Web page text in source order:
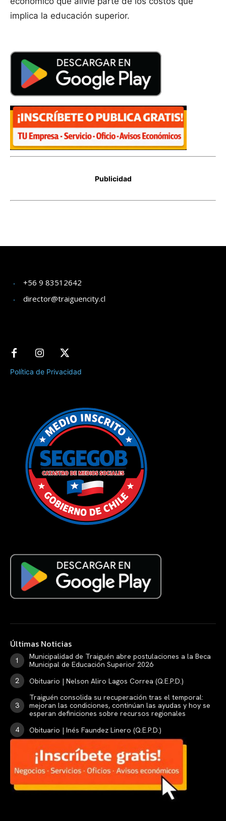
+56 9 83512642
director@traiguencity.cl
Política de Privacidad
Últimas Noticias
Municipalidad de Traiguén abre postulaciones a la Beca
Municipal de Educación Superior 2026
Obituario | Nelson Aliro Lagos Correa (Q.E.P.D.)
Traiguén consolida su recuperación tras el temporal:
mejoran las condiciones, continúan las ayudas y hoy se
esperan definiciones sobre recursos regionales
Obituario | Inés Faundez Linero (Q.E.P.D.)